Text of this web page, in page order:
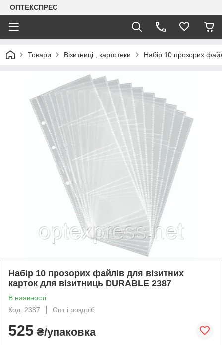
ОПТЕКСПРЕС
Товари Візитниці , картотеки Набір 10 прозорих
Набір 10 прозорих файлів для візитних
карток для візитниць DURABLE 2387
В наявності
Код: 2387
Опт і роздріб
525 ₴/упаковка